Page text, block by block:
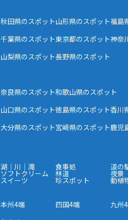
秋田県のスポット山形県のスポット福島
千葉県のスポット東京都のスポット神奈
山梨県のスポット長野県のスポット
奈良県のスポット和歌山県のスポット
山口県のスポット徳島県のスポット香川
大分県のスポット宮崎県のスポット鹿児
湖｜川｜滝 食事処 道の
ソフトクリーム 林道 夜景
スイーツ 珍スポット 動植
本州4端 四国4端 九州